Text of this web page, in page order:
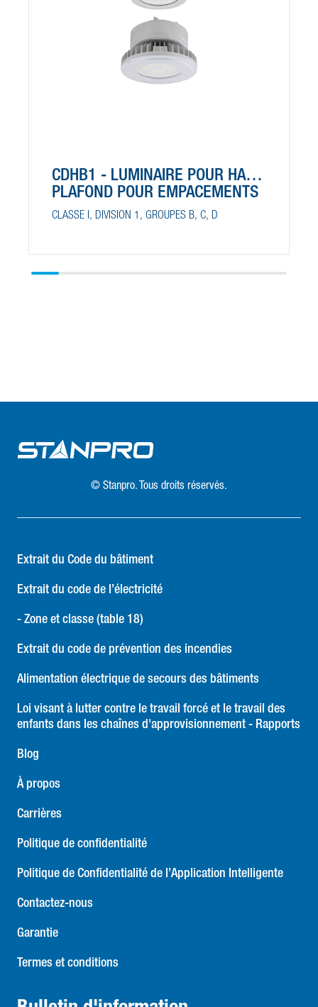
CDHB1 - LUMINAIRE POUR HAUT
PLAFOND POUR EMPACEMENTS
DANGEREUX
CLASSE I, DIVISION 1, GROUPES B, C, D
© Stanpro. Tous droits réservés.
Extrait du Code du bâtiment
Extrait du code de l’électricité
- Zone et classe (table 18)
Extrait du code de prévention des incendies
Alimentation électrique de secours des bâtiments
Loi visant à lutter contre le travail forcé et le travail des
enfants dans les chaînes d'approvisionnement - Rapports
Blog
À propos
Carrières
Politique de confidentialité
Politique de Confidentialité de l’Application Intelligente
Contactez-nous
Garantie
Termes et conditions